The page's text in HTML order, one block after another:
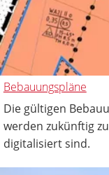
Bebauungspläne
Die gültigen
werden zukünftig
digitalisiert sind.